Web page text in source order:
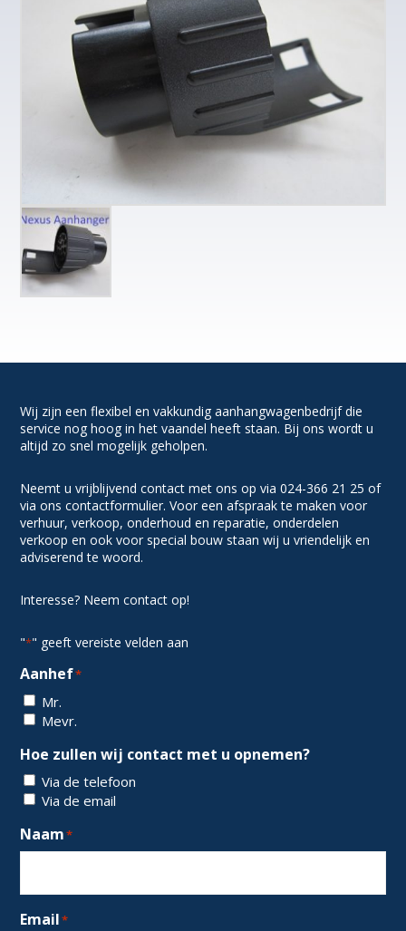
Wij zijn een flexibel en vakkundig aanhangwagenbedrijf die
service nog hoog in het vaandel heeft staan. Bij ons wordt u
altijd zo snel mogelijk geholpen.
Neemt u vrijblijvend contact met ons op via 024-366 21 25 of
via ons contactformulier. Voor een afspraak te maken voor
verhuur, verkoop, onderhoud en reparatie, onderdelen
verkoop en ook voor special bouw staan wij u vriendelijk en
adviserend te woord.
Interesse? Neem contact op!
"*" geeft vereiste velden aan
Aanhef*
Mr.
Mevr.
Hoe zullen wij contact met u opnemen?
Via de telefoon
Via de email
Naam*
Email*